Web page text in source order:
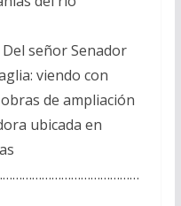
Del señor Senador
viendo con
de ampliación
ubicada en